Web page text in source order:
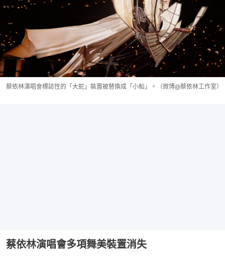
蔡依林演唱會標誌性的「大蛇」裝置被替換成「小船」。（微博@蔡依林工作室）
蔡依林演唱會多項舞美裝置消失